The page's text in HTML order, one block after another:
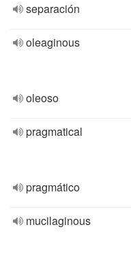
separación
oleaginous
oleoso
pragmatical
pragmático
mucilaginous